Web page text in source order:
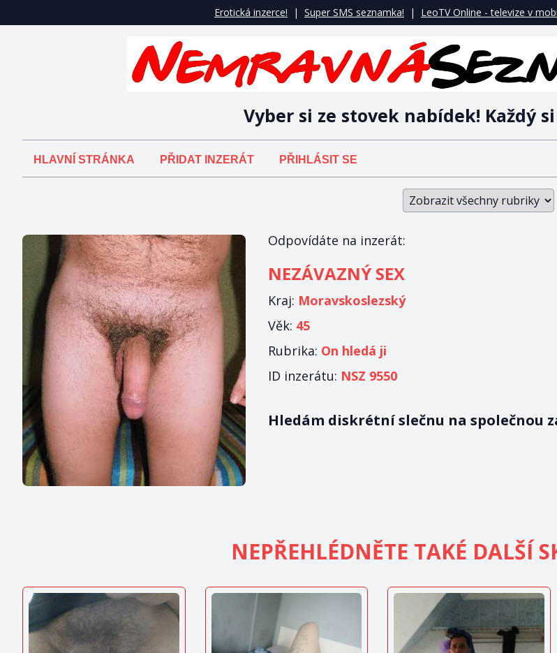
Erotická inzerce! | Super SMS seznamka! | LeoTV Online - televize v
Vyber si ze stovek nabídek! Každý
HLAVNÍ STRÁNKA PŘIDAT INZERÁT PŘIHLÁSIT SE
Odpovídáte na inzerát:
NEZÁVAZNÝ SEX
Kraj: Moravskoslezský
Věk: 45
Rubrika: On hledá ji
ID inzerátu: NSZ 9550
Hledám diskrétní slečnu na společnou
NEPŘEHLÉDNĚTE TAKÉ DALŠÍ